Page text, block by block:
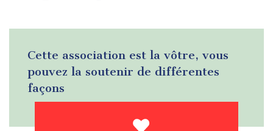
Cette association est la vôtre, vous
pouvez la soutenir de différentes
façons